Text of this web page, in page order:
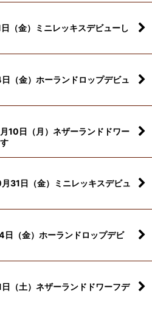
日（金）ミニレッキスデビューし
日（金）ホーランドロップデビュ
月10日（月）ネザーランドドワー
月31日（金）ミニレッキスデビュ
日（金）ホーランドロップデビ
日（土）ネザーランドドワーフデ